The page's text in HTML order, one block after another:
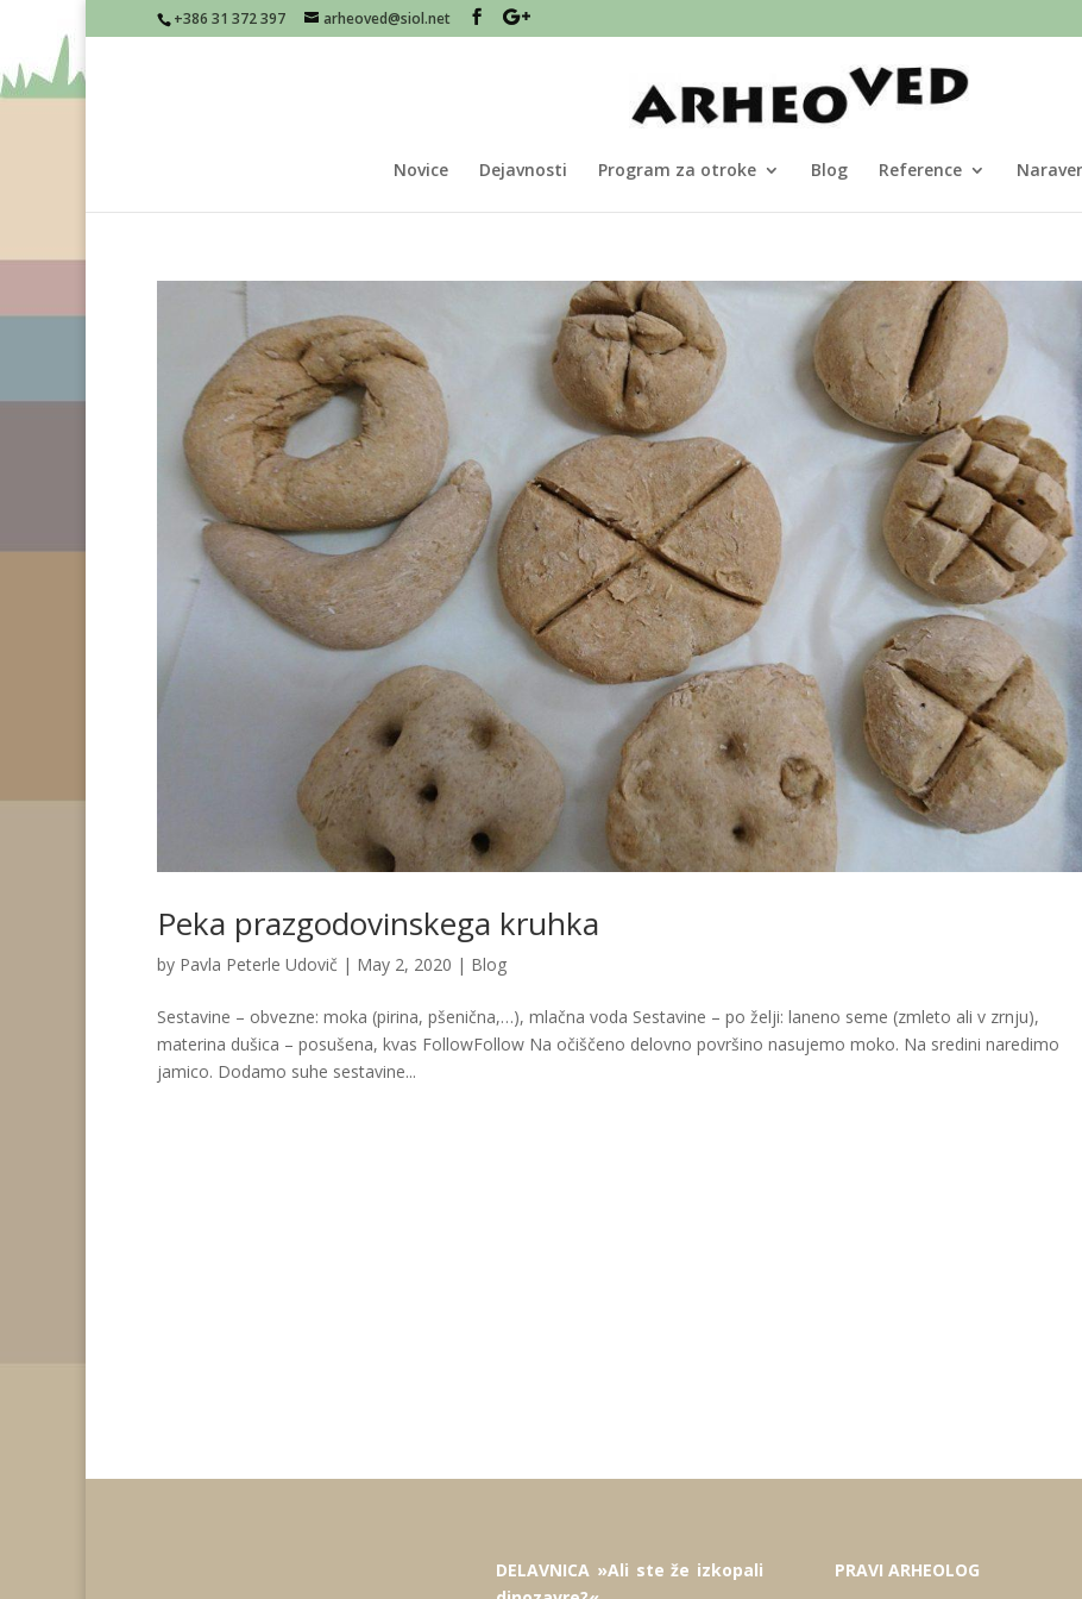
+386 31 372 397 arheoved@siol.net
Novice Dejavnosti Program za otroke Blog Reference
Peka prazgodovinskega kruhka
by Pavla Peterle Udovič | May 2, 2020 | Blog
Sestavine – obvezne: moka (pirina, pšenična,…), mlačna voda Sestavine – po želji: laneno seme (zmleto ali v zrnju),
materina dušica – posušena, kvas FollowFollow Na očiščeno delovno površino nasujemo moko. Na sredini naredimo
jamico. Dodamo suhe sestavine...
DELAVNICA »Ali ste že izkopali
PRAVI ARHEOLOG